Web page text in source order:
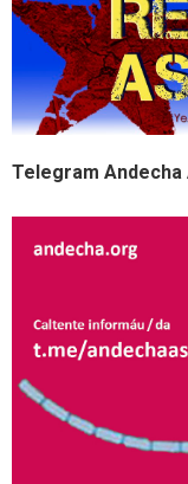
Telegram Andecha